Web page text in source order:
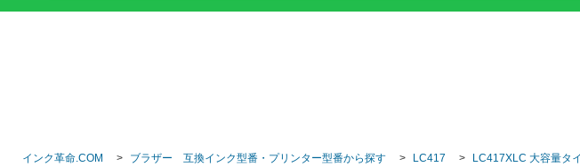
インク革命.COM ブラザー 互換インク型番・プリンター型番から探す LC417 LC417XLC 大容量タ